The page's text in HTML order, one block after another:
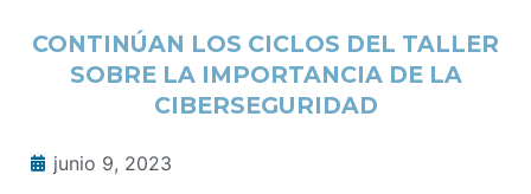
CONTINÚAN LOS CICLOS DEL TALLER
SOBRE LA IMPORTANCIA DE LA
CIBERSEGURIDAD
junio 9, 2023